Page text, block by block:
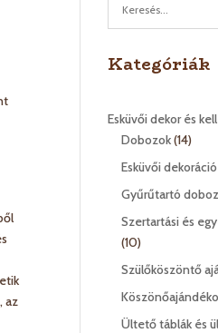
az
Kategóriák
Esküvői dekor és
Dobozok 1414
Esküvői dekoráció
Gyűrűtartó
Szertartási és
1010
termék
Szülőköszöntő
Ültető táblák és